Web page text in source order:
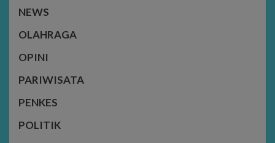
NEWS
OLAHRAGA
OPINI
PARIWISATA
PENKES
POLITIK